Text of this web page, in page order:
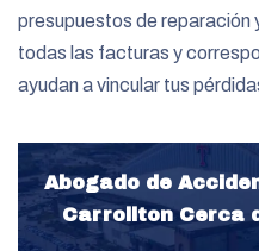
presupuestos de reparación
todas las facturas y
ayudan a vincular tus
Abogado de
Carrollton Cerca